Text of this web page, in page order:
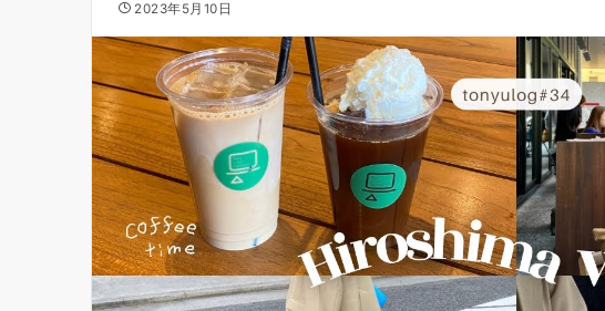
2023年5月10日